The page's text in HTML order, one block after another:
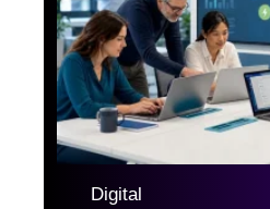
Digital